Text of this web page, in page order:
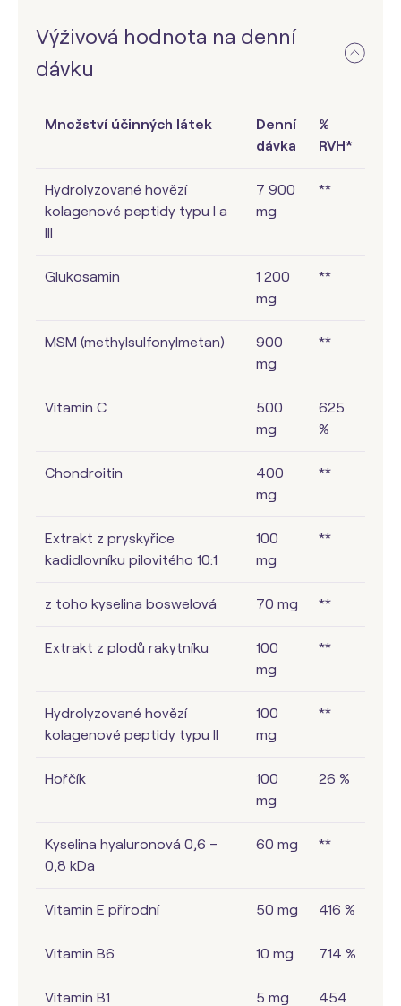
Výživová hodnota na denní
dávku
Množství účinných látek
Denní
dávka
%
RVH*
Hydrolyzované hovězí
kolagenové peptidy typu I a
III
7 900
mg
**
Glukosamin
1 200
mg
**
MSM (methylsulfonylmetan)
900
mg
**
Vitamin C
500
mg
625
%
Chondroitin
400
mg
**
Extrakt z pryskyřice
kadidlovníku pilovitého 10:1
100
mg
**
z toho kyselina boswelová 70 mg **
Extrakt z plodů rakytníku
100
mg
**
Hydrolyzované hovězí
kolagenové peptidy typu II
100
mg
**
Hořčík
100
mg
26 %
Kyselina hyaluronová 0,6 –
0,8 kDa
60 mg **
Vitamin E přírodní 50 mg 416 %
Vitamin B6 10 mg 714 %
Vitamin B1 5 mg
454